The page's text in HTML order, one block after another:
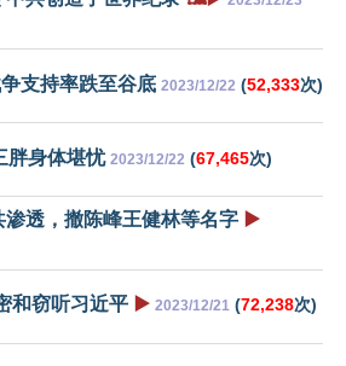
支持率跌至谷底 2023/12/22 (52,333次)
胖身体堪忧 2023/12/22 (67,465次)
透，撤陈峰王健林等名字 ▶️
和窃听习近平 ▶️ 2023/12/21 (72,238次)